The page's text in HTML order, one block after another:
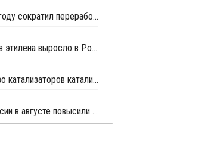
Казаньоргсинтез в 2025 году сократил переработку этана на 5%, сжиженного газа – на 24%
Производство полимеров этилена выросло в России в ноябре
Российское производство катализаторов каталитического крекинга достигло 12 тыс. тонн в год
Промпроизводители России в августе повысили цены на товары на 1,1%